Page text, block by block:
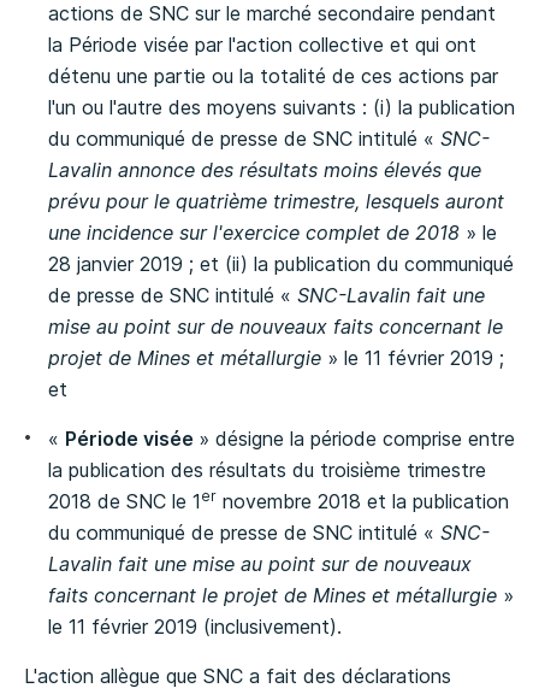
actions de SNC sur le marché secondaire pendant
la Période visée par l'action collective et qui ont
détenu une partie ou la totalité de ces actions par
l'un ou l'autre des moyens suivants : (i) la publication
du communiqué de presse de SNC intitulé « SNC-
Lavalin annonce des résultats moins élevés que
prévu pour le quatrième trimestre, lesquels auront
une incidence sur l'exercice complet de 2018 » le
28 janvier 2019 ; et (ii) la publication du communiqué
de presse de SNC intitulé « SNC-Lavalin fait une
mise au point sur de nouveaux faits concernant le
projet de Mines et métallurgie » le 11 février 2019 ;
et
« Période visée » désigne la période comprise entre
la publication des résultats du troisième trimestre
2018 de SNC le 1 er novembre 2018 et la publication
du communiqué de presse de SNC intitulé « SNC-
Lavalin fait une mise au point sur de nouveaux
faits concernant le projet de Mines et métallurgie »
le 11 février 2019 (inclusivement).
L'action allègue que SNC a fait des déclarations